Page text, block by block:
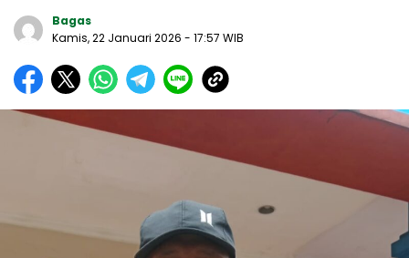
Bagas
Kamis, 22 Januari 2026 - 17:57 WIB